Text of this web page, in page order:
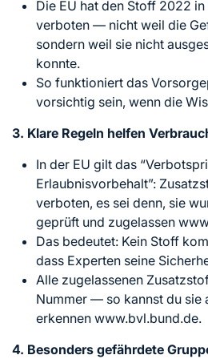
Die EU hat den Stoff 2022
verboten — nicht weil die
sondern weil sie nicht
konnte.
So funktioniert das
vorsichtig sein, wenn die
3. Klare Regeln helfen
In der EU gilt das
Erlaubnisvorbehalt”:
verboten, es sei denn, sie
geprüft und zugelassen
Das bedeutet: Kein Stoff
dass Experten seine
Alle zugelassenen
Nummer — so kannst du sie
erkennen www.bvl.bund.de.
4. Besonders gefährdete